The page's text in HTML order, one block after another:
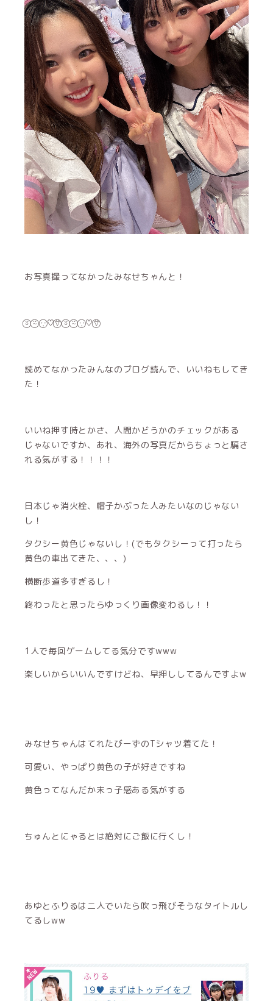
お写真撮ってなかったみなせちゃんと！
⍤⃝ ⍨⃝ ∵⃝♡⍢⃝ ⍤⃝ ⍨⃝ ∵⃝♡⍢⃝
読めてなかったみんなのブログ読んで、いいねもしてき
た！
いいね押す時とかさ、人間かどうかのチェックがある
じゃないですか、あれ、海外の写真だからちょっと騙さ
れる気がする！！！！
日本じゃ消火栓、帽子かぶった人みたいなのじゃない
し！
タクシー黄色じゃないし！(でもタクシーって打ったら
黄色の車出てきた、、、)
横断歩道多すぎるし！
終わったと思ったらゆっくり画像変わるし！！
1人で毎回ゲームしてる気分ですwww
楽しいからいいんですけどね、早押ししてるんですよw
みなせちゃんはてれたびーずのTシャツ着てた！
可愛い、やっぱり黄色の子が好きですね
黄色ってなんだか末っ子感ある気がする
ちゅんとにゃるとは絶対にご飯に行くし！
あゆとふりるは二人でいたら吹っ飛びそうなタイトルし
てるしww